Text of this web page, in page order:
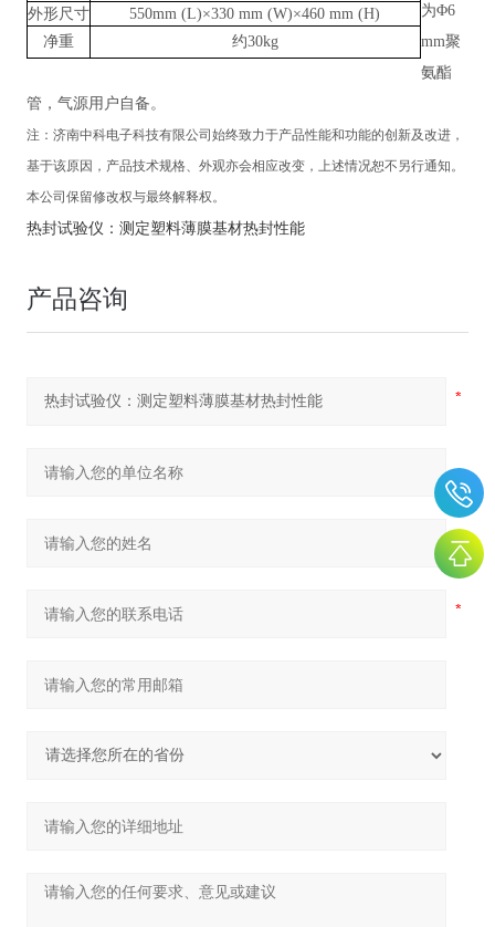
外形尺寸
550mm (L)×330 mm (W)×460 mm (H)
净重
约30kg
为Φ6
mm聚
氨酯
管，气源用户自备。
注： 济南中科电子科技有限公司 始终致力于产品性能和功能的创新及改进，
基于该原因，产品技术规格、外观亦会相应改变，上述情况恕不另行通知。
本公司保留修改权与最终解释权。
热封试验仪：测定塑料薄膜基材热封性能
产品咨询